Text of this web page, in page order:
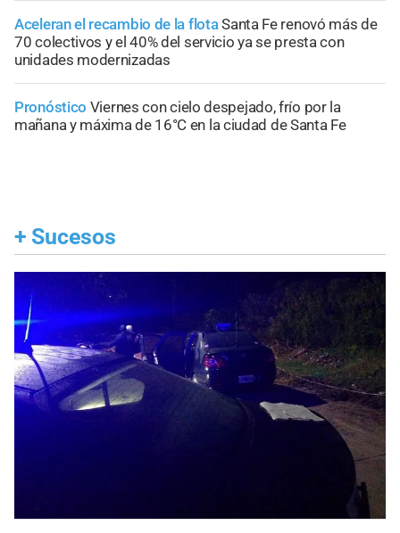
Aceleran el recambio de la flotaSanta Fe renovó más de
70 colectivos y el 40% del servicio ya se presta con
unidades modernizadas
Pronóstico Viernes con cielo despejado, frío por la
mañana y máxima de 16°C en la ciudad de Santa Fe
+ Sucesos